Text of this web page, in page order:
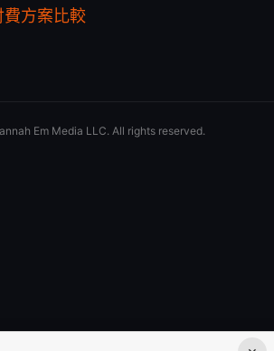
方案比較
Em Media LLC. All rights reserved.